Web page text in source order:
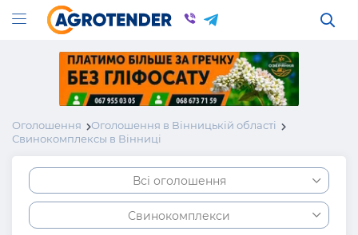
Оголошення
Оголошення в Вінницькій області
Свинокомплексы в Вінниці
Всі оголошення
Свинокомплекси